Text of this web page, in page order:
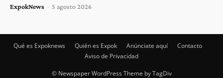
ExpokNews - 5 agosto 2026
Qué es Expoknews Quién es Expok Anúnciate aquí
Contacto
Aviso de Privacidad
© Newspaper WordPress Theme by TagDiv